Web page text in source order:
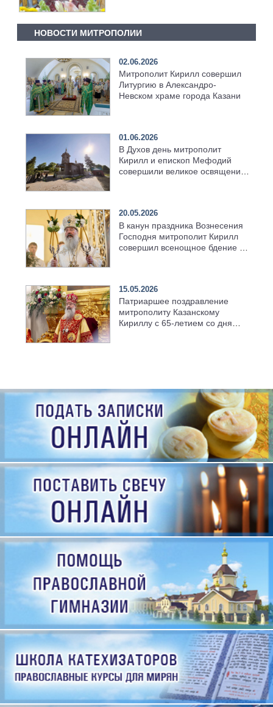
НОВОСТИ МИТРОПОЛИИ
02.06.2026
Митрополит Кирилл совершил
Литургию в Александро-
Невском храме города Казани
01.06.2026
В Духов день митрополит
Кирилл и епископ Мефодий
совершили великое освящение
20.05.2026
В канун праздника Вознесения
Господня митрополит Кирилл
совершил всенощное бдение в
15.05.2026
Патриаршее поздравление
митрополиту Казанскому
Кириллу с 65-летием со дня